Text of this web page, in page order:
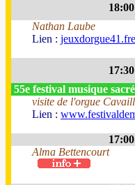
18:00
Nathan Laube
Lien :
17:30
55e festival musique
visite de l'orgue
Lien :
17:00
Alma Bettencourt